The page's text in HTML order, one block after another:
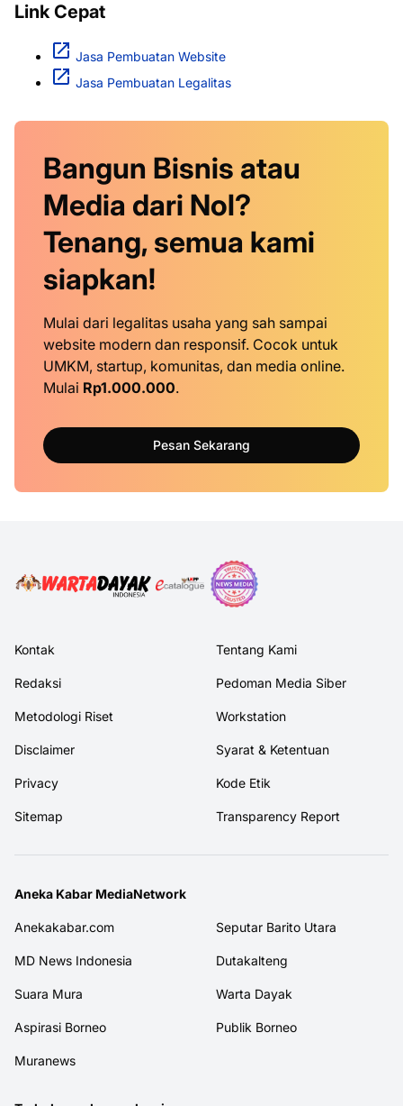
Link Cepat
Jasa Pembuatan Website
Jasa Pembuatan Legalitas
Bangun Bisnis atau
Media dari Nol?
Tenang, semua kami
siapkan!
Mulai dari legalitas usaha yang sah sampai
website modern dan responsif. Cocok untuk
UMKM, startup, komunitas, dan media online.
Mulai Rp1.000.000.
Pesan Sekarang
Kontak Tentang Kami
Redaksi Pedoman Media Siber
Metodologi Riset Workstation
Disclaimer Syarat & Ketentuan
Privacy Kode Etik
Sitemap Transparency Report
Aneka Kabar MediaNetwork
Anekakabar.com Seputar Barito Utara
MD News Indonesia Dutakalteng
Suara Mura Warta Dayak
Aspirasi Borneo Publik Borneo
Muranews